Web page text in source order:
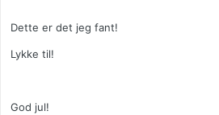
Dette er det jeg fant!
Lykke til!
God jul!